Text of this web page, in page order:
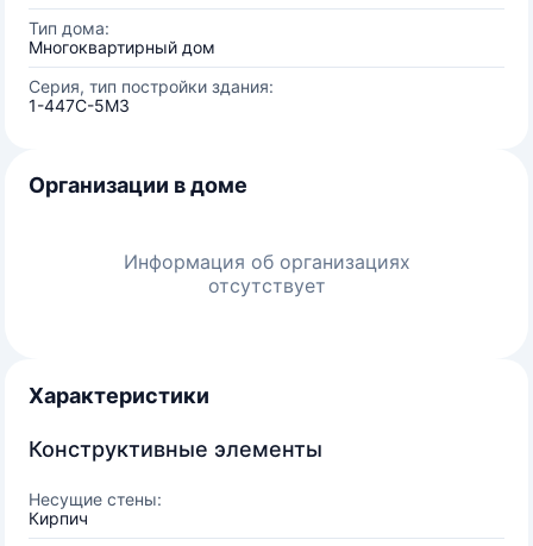
Тип дома:
Многоквартирный дом
Серия, тип постройки здания:
1-447С-5М3
Организации в доме
Информация об организациях
отсутствует
Характеристики
Конструктивные элементы
Несущие стены:
Кирпич